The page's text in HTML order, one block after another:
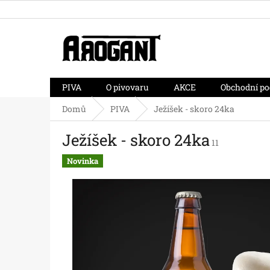
na
PIVA O pivovaru AKCE Obchodní
Domů
PIVA Ježíšek - skoro 24ka
Ježíšek - skoro 24ka 11
Novinka